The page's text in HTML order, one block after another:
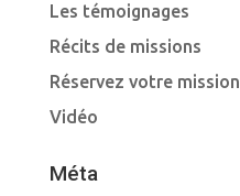
Les témoignages
Récits de missions
Réservez votre mission
Vidéo
Méta